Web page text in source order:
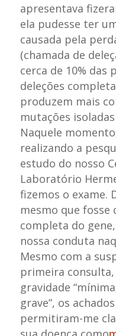
apresentava
ela pudesse ter
causada pela
(chamada de
cerca de 10% das
deleções
produzem mais
mutações
Naquele
realizando a
estudo do nosso
Laboratório
fizemos o exame.
mesmo que fosse
completa do
nossa conduta
Mesmo com a
primeira
gravidade
grave”, os
permitiram-me